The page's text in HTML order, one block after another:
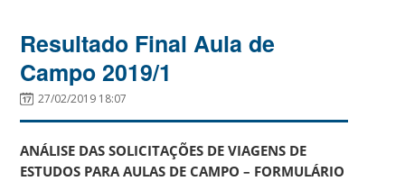
Resultado Final Aula de
Campo 2019/1
27/02/2019 18:07
ANÁLISE DAS SOLICITAÇÕES DE VIAGENS DE
ESTUDOS PARA AULAS DE CAMPO – FORMULÁRIO